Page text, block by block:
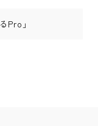
Pro」